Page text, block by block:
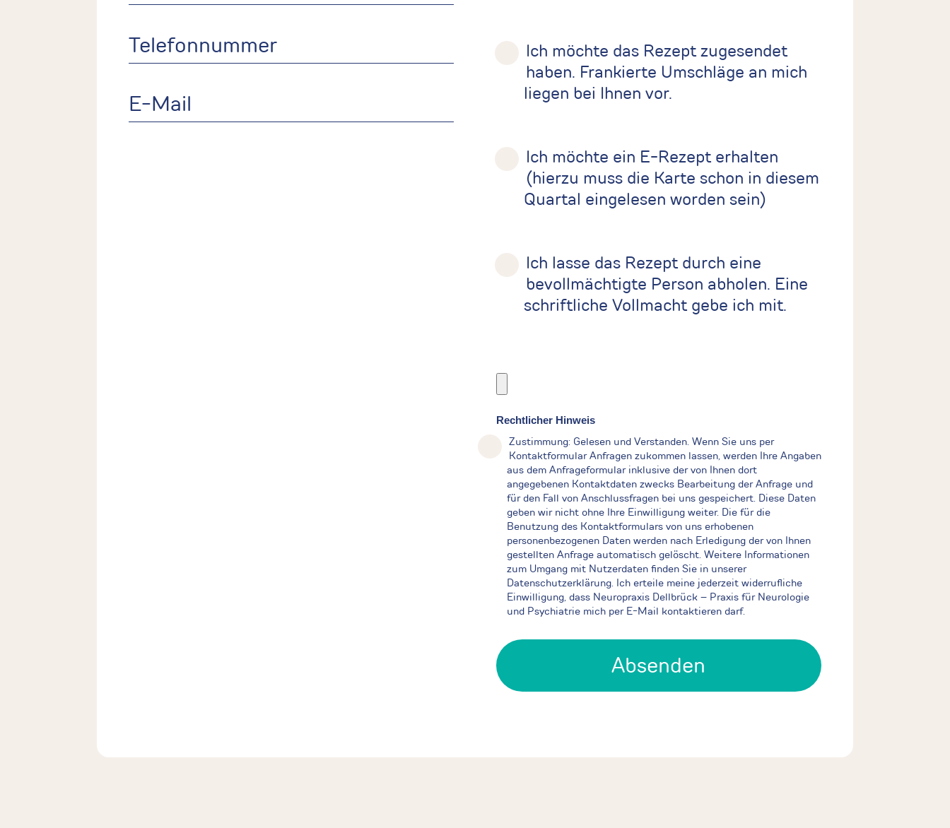
Ich möchte das Rezept zugesendet
haben. Frankierte Umschläge an mich
liegen bei Ihnen vor.
Ich möchte ein E-Rezept erhalten
(hierzu muss die Karte schon in diesem
Quartal eingelesen worden sein)
Ich lasse das Rezept durch eine
bevollmächtigte Person abholen. Eine
schriftliche Vollmacht gebe ich mit.
Rechtlicher Hinweis
Zustimmung: Gelesen und Verstanden. Wenn Sie uns per
Kontaktformular Anfragen zukommen lassen, werden Ihre Angaben
aus dem Anfrageformular inklusive der von Ihnen dort
angegebenen Kontaktdaten zwecks Bearbeitung der Anfrage und
für den Fall von Anschlussfragen bei uns gespeichert. Diese Daten
geben wir nicht ohne Ihre Einwilligung weiter. Die für die
Benutzung des Kontaktformulars von uns erhobenen
personenbezogenen Daten werden nach Erledigung der von Ihnen
gestellten Anfrage automatisch gelöscht. Weitere Informationen
zum Umgang mit Nutzerdaten finden Sie in unserer
Datenschutzerklärung. Ich erteile meine jederzeit widerrufliche
Einwilligung, dass Neuropraxis Dellbrück – Praxis für Neurologie
und Psychiatrie mich per E-Mail kontaktieren darf.